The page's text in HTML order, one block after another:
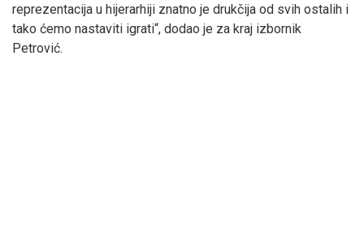
reprezentacija u hijerarhiji znatno je drukčija od svih ostalih i
tako ćemo nastaviti igrati“, dodao je za kraj izbornik
Petrović.